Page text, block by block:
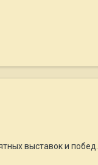
выставок и побед.